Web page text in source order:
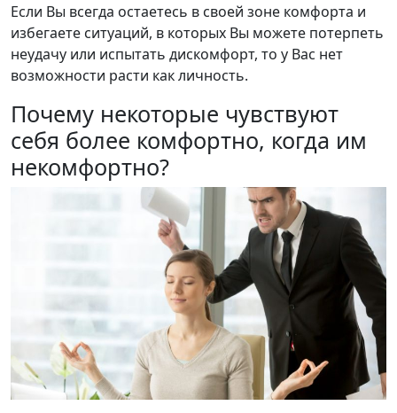
Если Вы всегда остаетесь в своей зоне комфорта и
избегаете ситуаций, в которых Вы можете потерпеть
неудачу или испытать дискомфорт, то у Вас нет
возможности расти как личность.
Почему некоторые чувствуют
себя более комфортно, когда им
некомфортно?